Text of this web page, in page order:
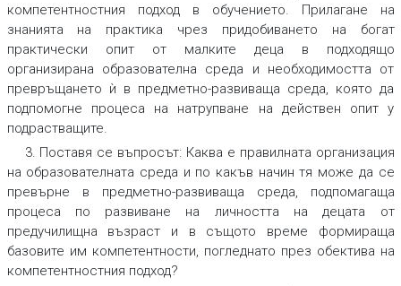
компетентностния подход в обучението. Прилагане на
знанията на практика чрез придобиването на богат
практически опит от малките деца в подходящо
организирана образователна среда и необходимостта от
превръщането ѝ в предметно-развиваща среда, която да
подпомогне процеса на натрупване на действен опит у
подрастващите.
3. Поставя се въпросът: Каква е правилната организация
на образователната среда и по какъв начин тя може да се
превърне в предметно-развиваща среда, подпомагаща
процеса по развиване на личността на децата от
предучилищна възраст и в същото време формираща
базовите им компетентности, погледнато през обектива на
компетентностния подход?